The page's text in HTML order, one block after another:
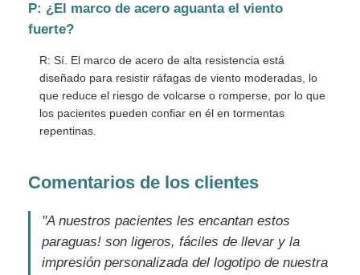
P: ¿El marco de acero aguanta el viento
fuerte?
R: Sí. El marco de acero de alta resistencia está
diseñado para resistir ráfagas de viento moderadas, lo
que reduce el riesgo de volcarse o romperse, por lo que
los pacientes pueden confiar en él en tormentas
repentinas.
Comentarios de los clientes
"A nuestros pacientes les encantan estos
paraguas! son ligeros, fáciles de llevar y la
impresión personalizada del logotipo de nuestra